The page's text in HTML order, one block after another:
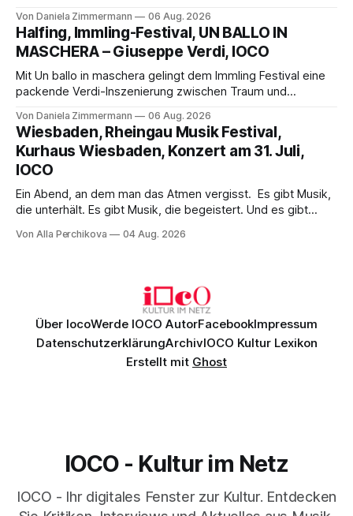
Aufführung mit starken Solisten und den Wiener
Philharmonikern, szenisch bleibt der zweite Akt jedoch
hinter den Erwartungen zurück.
Von Daniela Zimmermann 06 Aug. 2026
Halfing, Immling-Festival, UN BALLO IN
MASCHERA – Giuseppe Verdi, IOCO
Mit Un ballo in maschera gelingt dem Immling Festival eine
packende Verdi-Inszenierung zwischen Traum und
psychologische Tiefe mit starken Bildern, getragen von
einem spielfreudigen Ensemble und einer musikalisch
überzeugenden Gesamtleistung.
Von Daniela Zimmermann 06 Aug. 2026
Wiesbaden, Rheingau Musik Festival,
Kurhaus Wiesbaden, Konzert am 31. Juli,
IOCO
Ein Abend, an dem man das Atmen vergisst. Es gibt Musik,
die unterhält. Es gibt Musik, die begeistert. Und es gibt
Genau so war der Abend im Kurhaus Wiesbaden, an dem
Von Alla Perchikova 04 Aug. 2026
Über IocoWerde IOCO AutorFacebookImpressum
DatenschutzerklärungArchivIOCO Kultur Lexikon
Erstellt mit Ghost
IOCO - Kultur im Netz
IOCO - Ihr digitales Fenster zur Kultur. Entdecken